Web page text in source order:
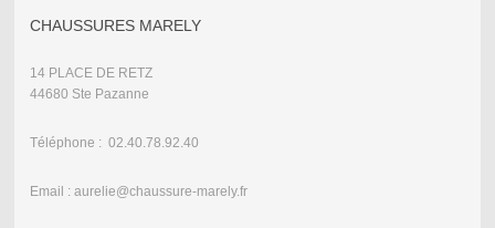
CHAUSSURES MARELY
14 PLACE DE RETZ
44680 Ste Pazanne
Téléphone : 02.40.78.92.40
Email : aurelie@chaussure-marely.fr